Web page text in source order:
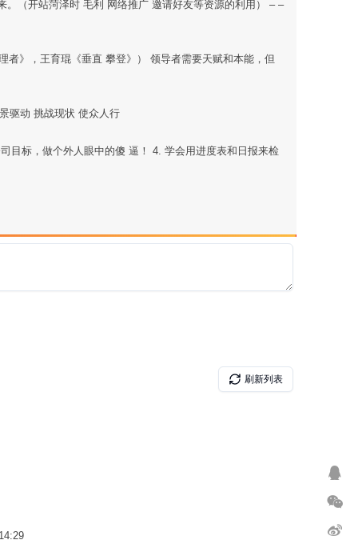
（开站菏泽时 毛利 网络推广 邀请好友等资源的利用） – –
者》，王育琨《垂直 攀登》） 领导者需要天赋和本能，但
驱动 挑战现状 使众人行
目标，做个外人眼中的傻 逼！ 4. 学会用进度表和日报来检